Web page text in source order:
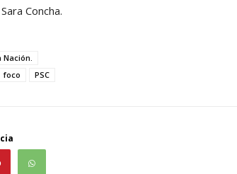
Concha.
Nación.
foco PSC